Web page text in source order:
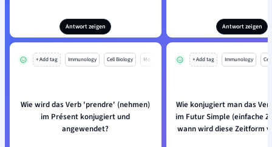
Antwort zeigen Antwort zeigen
+ Add tag Immunology Cell Biology Mo
Wie wird das Verb 'prendre' (nehmen)
im Présent konjugiert und
angewendet?
+ Add tag Immunology
Wie konjugiert man das
im Futur Simple (einfache
wann wird diese Zeitform